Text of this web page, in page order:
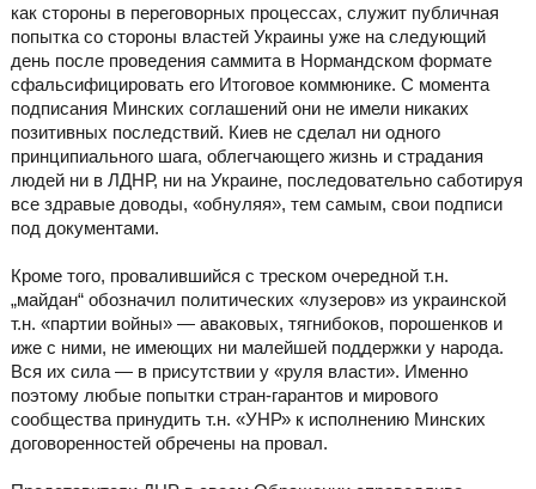
как стороны в переговорных процессах, служит публичная
попытка со стороны властей Украины уже на следующий
день после проведения саммита в Нормандском формате
сфальсифицировать его Итоговое коммюнике. С момента
подписания Минских соглашений они не имели никаких
позитивных последствий. Киев не сделал ни одного
принципиального шага, облегчающего жизнь и страдания
людей ни в ЛДНР, ни на Украине, последовательно саботируя
все здравые доводы, «обнуляя», тем самым, свои подписи
под документами.
Кроме того, провалившийся с треском очередной т.н.
„майдан“ обозначил политических «лузеров» из украинской
т.н. «партии войны» — аваковых, тягнибоков, порошенков и
иже с ними, не имеющих ни малейшей поддержки у народа.
Вся их сила — в присутствии у «руля власти». Именно
поэтому любые попытки стран-гарантов и мирового
сообщества принудить т.н. «УНР» к исполнению Минских
договоренностей обречены на провал.